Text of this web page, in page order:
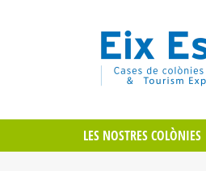
LES NOSTRES COLÒNIES